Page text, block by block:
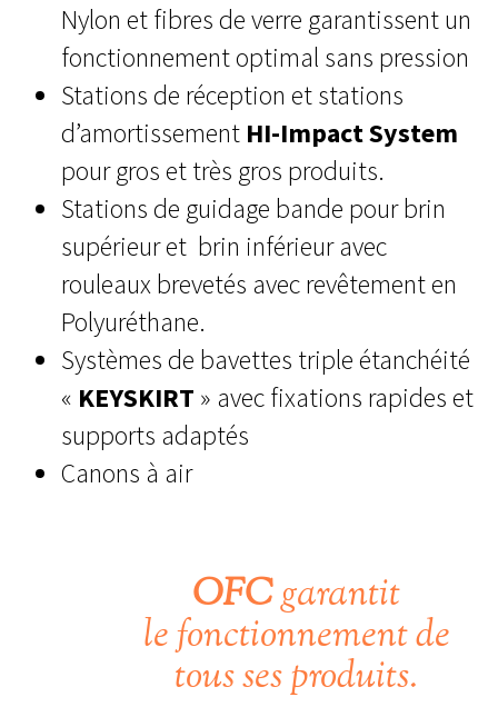
Nylon et fibres de verre garantissent un
fonctionnement optimal sans pression
Stations de réception et stations
d’amortissement HI-Impact System
pour gros et très gros produits.
Stations de guidage bande pour brin
supérieur et brin inférieur avec
rouleaux brevetés avec revêtement en
Polyuréthane.
Systèmes de bavettes triple étanchéité
« KEYSKIRT » avec fixations rapides et
supports adaptés
Canons à air
OFCgarantit
le fonctionnement de
tous ses produits.